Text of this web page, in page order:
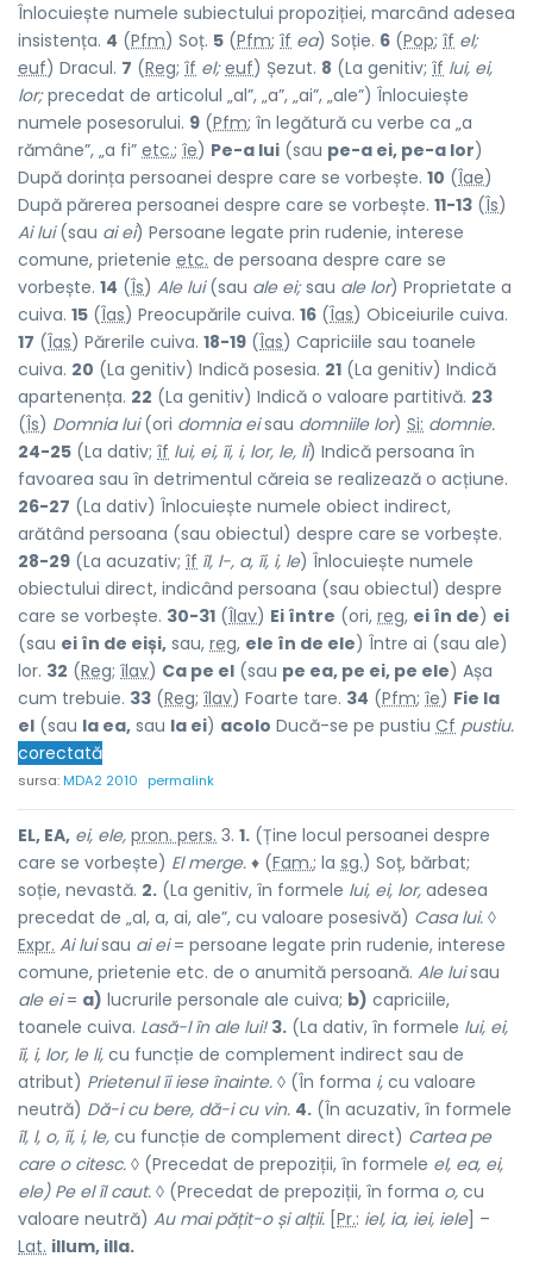
Înlocuiește numele subiectului propoziției, marcând adesea
insistența. 4 (Pfm) Soț. 5 (Pfm; îf ea) Soție. 6 (Pop; îf el;
euf) Dracul. 7 (Reg; îf el; euf) Șezut. 8 (La genitiv; îf lui, ei,
lor;precedat de articolul „al”, „a”, „ai”, „ale”) Înlocuiește
numele posesorului. 9 (Pfm; în legătură cu verbe ca „a
rămâne”, „a fi” etc.; îe) Pe-a lui (sau pe-a ei, pe-a lor)
După dorința persoanei despre care se vorbește. 10 (Îae)
După părerea persoanei despre care se vorbește. 11-13 (Îs)
Ai lui(sau ai ei) Persoane legate prin rudenie, interese
comune, prietenie etc. de persoana despre care se
vorbește. 14 (Îs) Ale lui(sau ale ei;sau ale lor) Proprietate a
cuiva. 15 (Îas) Preocupările cuiva. 16 (Îas) Obiceiurile cuiva.
17 (Îas) Părerile cuiva. 18-19 (Îas) Capriciile sau toanele
cuiva. 20 (La genitiv) Indică posesia. 21 (La genitiv) Indică
apartenența. 22 (La genitiv) Indică o valoare partitivă. 23
(Îs) Domnia lui(ori domnia eisau domniile lor) Si: domnie.
24-25 (La dativ; îf lui, ei, îi, i, lor, le, li) Indică persoana în
favoarea sau în detrimentul căreia se realizează o acțiune.
26-27 (La dativ) Înlocuiește numele obiect indirect,
arătând persoana (sau obiectul) despre care se vorbește.
28-29 (La acuzativ; îf îl, l-, a, îi, i, le) Înlocuiește numele
obiectului direct, indicând persoana (sau obiectul) despre
care se vorbește. 30-31 (Îlav) Ei între (ori, reg, ei în de) ei
(sau ei în de eiși, sau, reg, ele în de ele) Între ai (sau ale)
lor. 32 (Reg; îlav) Ca pe el (sau pe ea, pe ei, pe ele) Așa
cum trebuie. 33 (Reg; îlav) Foarte tare. 34 (Pfm; îe) Fie la
el (sau la ea, sau la ei) acolo Ducă-se pe pustiu Cf pustiu.
corectată
sursa:MDA2 2010 permalink
EL, EA, ei, ele, pron. pers. 3. 1. (Ține locul persoanei despre
care se vorbește) El merge. ♦ (Fam.; la sg.) Soț, bărbat;
soție, nevastă. 2. (La genitiv, în formele lui, ei, lor, adesea
precedat de „al, a, ai, ale”, cu valoare posesivă) Casa lui. ◊
Expr. Ai luisau ai ei= persoane legate prin rudenie, interese
comune, prietenie etc. de o anumită persoană. Ale luisau
ale ei= a) lucrurile personale ale cuiva; b) capriciile,
toanele cuiva. Lasă-l în ale lui! 3. (La dativ, în formele lui, ei,
îi, i, lor, le li, cu funcție de complement indirect sau de
atribut) Prietenul îi iese înainte. ◊ (În forma i, cu valoare
neutră) Dă-i cu bere, dă-i cu vin. 4. (În acuzativ, în formele
îl, l, o, îi, i, le, cu funcție de complement direct) Cartea pe
care o citesc. ◊ (Precedat de prepoziții, în formele el, ea, ei,
ele) Pe el îl caut. ◊ (Precedat de prepoziții, în forma o, cu
valoare neutră) Au mai pățit-o și alții. Pr.: iel, ia, iei, iele] –
Lat. illum, illa.